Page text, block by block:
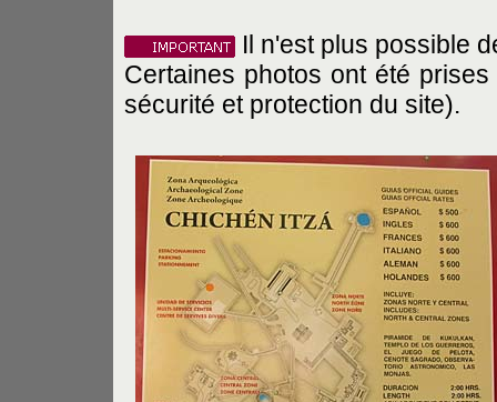
Il n'est plus possible
Certaines photos ont été
sécurité et protection du site).